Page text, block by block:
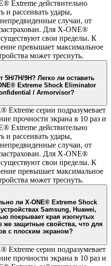
® Extreme действительно
и рассеивать удары,
случаи, от
Для X-ONE®
свои пределы. К
превышает максимальное
может треснуть.
5H/7H/9H? Легко ли оставить
® Extreme Shock Eliminator
серии / Confidential / Armorvisor?
® Extreme серии подразумевает
прочности экрана в 10 раз и
® Extreme действительно
и рассеивать удары,
случаи, от
Для X-ONE®
свои пределы. К
превышает максимальное
может треснуть.
ли X-ONE® Extreme Shock
Samsung, Huawei,
покрывает края изогнутых
же защитные свойства, что для
с плоским экраном?
® Extreme серии подразумевает
прочности экрана в 10 раз и